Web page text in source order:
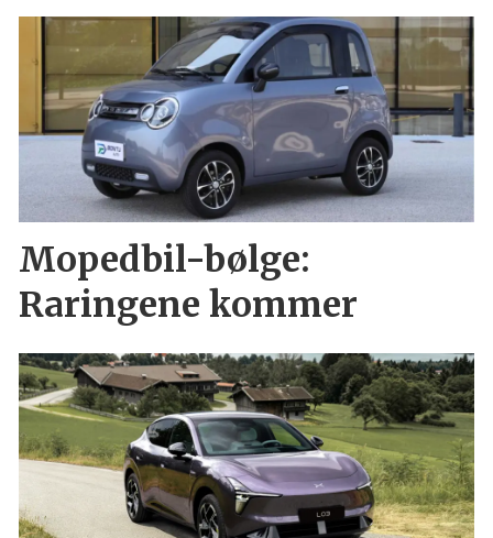
Mopedbil-bølge:
Raringene kommer